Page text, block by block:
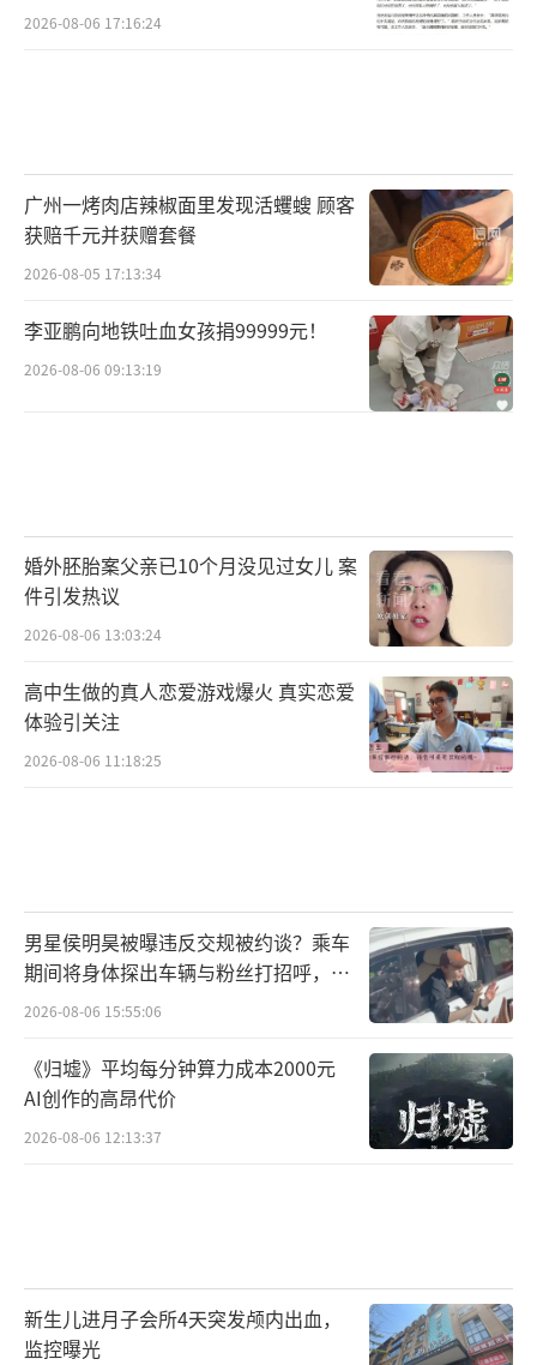
2026-08-06 17:16:24
广州一烤肉店辣椒面里发现活蠼螋 顾客
获赔千元并获赠套餐
2026-08-05 17:13:34
李亚鹏向地铁吐血女孩捐99999元！
2026-08-06 09:13:19
婚外胚胎案父亲已10个月没见过女儿 案
件引发热议
2026-08-06 13:03:24
高中生做的真人恋爱游戏爆火 真实恋爱
体验引关注
2026-08-06 11:18:25
男星侯明昊被曝违反交规被约谈？乘车
期间将身体探出车辆与粉丝打招呼，当
地交警回应
2026-08-06 15:55:06
《归墟》平均每分钟算力成本2000元
AI创作的高昂代价
2026-08-06 12:13:37
新生儿进月子会所4天突发颅内出血，
监控曝光